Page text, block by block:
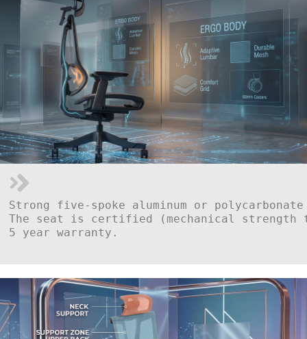
Strong five-spoke aluminum or
The seat is certified (mechanical strength
5 year warranty.